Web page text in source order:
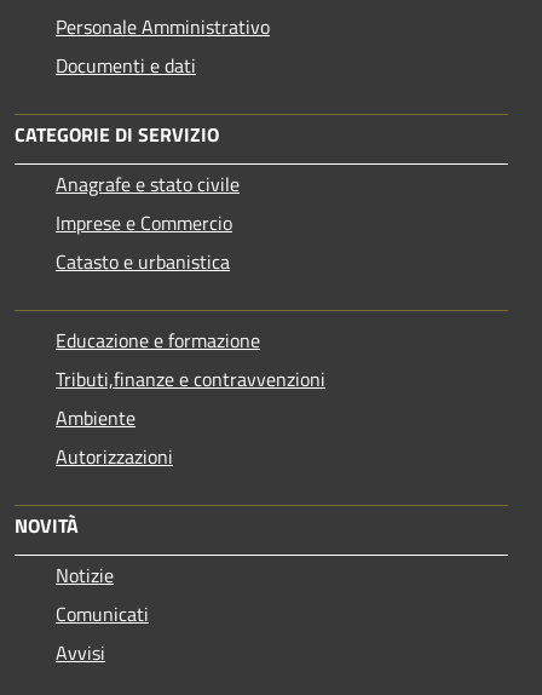
Personale Amministrativo
Documenti e dati
CATEGORIE DI SERVIZIO
Anagrafe e stato civile
Imprese e Commercio
Catasto e urbanistica
Educazione e formazione
Tributi,finanze e contravvenzioni
Ambiente
Autorizzazioni
NOVITÀ
Notizie
Comunicati
Avvisi